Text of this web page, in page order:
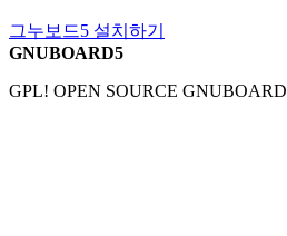
그누보드5 설치하기
GNUBOARD5
GPL! OPEN SOURCE GNUBOARD